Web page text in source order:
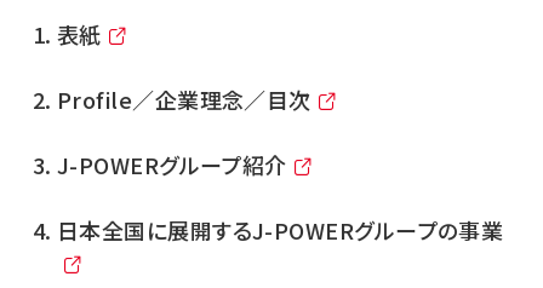
表紙
Profile／企業理念／目次
J-POWERグループ紹介
日本全国に展開するJ-POWERグループの事業